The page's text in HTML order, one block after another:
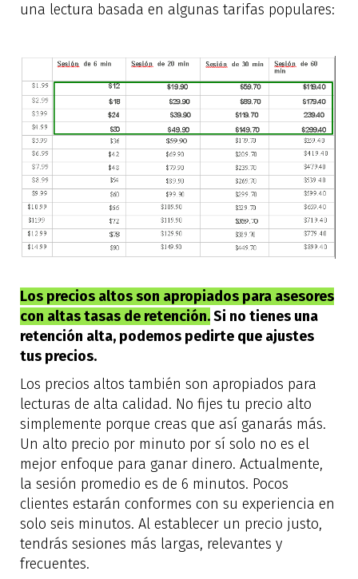
una lectura basada en algunas tarifas populares:
Los precios altos son apropiados para asesores
con altas tasas de retención.Si no tienes una
retención alta, podemos pedirte que ajustes
tus precios.
Los precios altos también son apropiados para
lecturas de alta calidad. No fijes tu precio alto
simplemente porque creas que así ganarás más.
Un alto precio por minuto por sí solo no es el
mejor enfoque para ganar dinero. Actualmente,
la sesión promedio es de 6 minutos. Pocos
clientes estarán conformes con su experiencia en
solo seis minutos. Al establecer un precio justo,
tendrás sesiones más largas, relevantes y
frecuentes.